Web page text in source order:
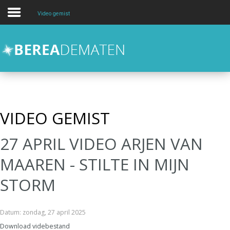
Contact
Zoeken
Video gemist
VIDEO GEMIST
27 APRIL VIDEO ARJEN VAN
MAAREN - STILTE IN MIJN
STORM
Datum: zondag, 27 april 2025
Download videbestand